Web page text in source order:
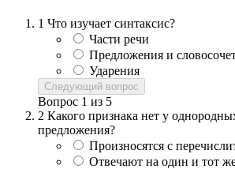
1 Что изучает синтаксис?
Части речи
Предложения и
Ударения
Следующий вопрос
Вопрос 1 из 5
2 Какого признака нет у
предложения?
Произносятся с
Отвечают на один и тот